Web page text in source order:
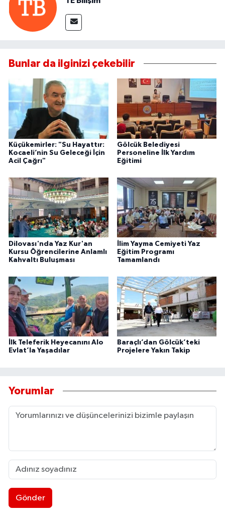
Bunlar da ilginizi çekebilir
Küçükemirler: "Su Hayattır:
Kocaeli’nin Su Geleceği İçin
Acil Çağrı"
Gölcük Belediyesi
Personeline İlk Yardım
Eğitimi
Dilovası'nda Yaz Kur'an
Kursu Öğrencilerine Anlamlı
Kahvaltı Buluşması
İlim Yayma Cemiyeti Yaz
Eğitim Programı
Tamamlandı
İlk Teleferik Heyecanını Alo
Evlat’la Yaşadılar
Baraçlı’dan Gölcük’teki
Projelere Yakın Takip
Yorumlar
Gönder